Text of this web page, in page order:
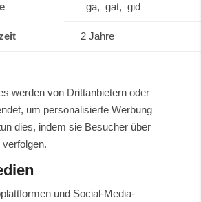
_ga,_gat,_gid
2 Jahre
werden von Drittanbietern oder
um personalisierte Werbung
dies, indem sie Besucher über
und Social-Media-